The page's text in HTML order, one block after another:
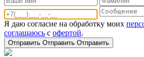
Я даю согласие на обработку моих
соглашаюсь с офертой.
Отправить Отправить Отправить